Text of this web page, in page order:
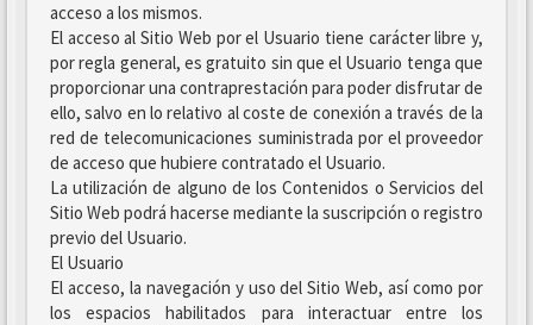
acceso a los mismos.
El acceso al Sitio Web por el Usuario tiene carácter libre y,
por regla general, es gratuito sin que el Usuario tenga que
proporcionar una contraprestación para poder disfrutar de
ello, salvo en lo relativo al coste de conexión a través de la
red de telecomunicaciones suministrada por el proveedor
de acceso que hubiere contratado el Usuario.
La utilización de alguno de los Contenidos o Servicios del
Sitio Web podrá hacerse mediante la suscripción o registro
previo del Usuario.
El Usuario
El acceso, la navegación y uso del Sitio Web, así como por
los espacios habilitados para interactuar entre los